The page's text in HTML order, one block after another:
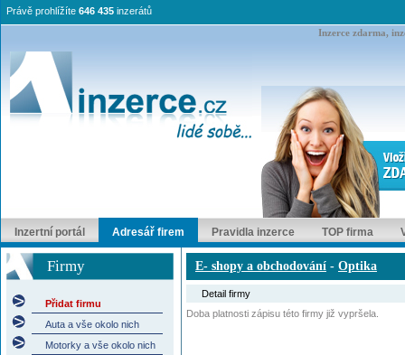
Inzerce zdarma,
Právě prohlížíte 646 435 inzerátů
Inzertní portál Adresář firem Pravidla inzerce TOP firma
Firmy
Přidat firmu
Auta a vše okolo nich
Motorky a vše okolo nich
E- shopy a obchodování - Optika
Detail firmy
Doba platnosti zápisu této firmy již vypršela.